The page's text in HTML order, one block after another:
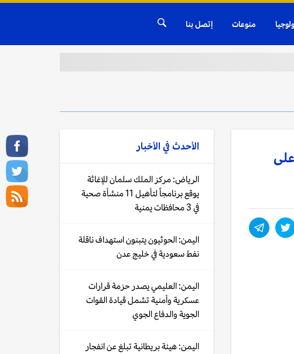
منوعات إتصل بنا
الأحدث في الأخبار
الرياض: مركز الملك سلمان للإغاثة
يوقع برنامجاً لتأهيل 11 منشأة صحية
في 3 محافظات يمنية
اليمن: الحوثيون يتبنون استهداف ناقلة
نفط سعودية في خليج عدن
اليمن: العليمي يصدر حزمة قرارات
عسكرية وأمنية تشمل قيادة القوات
الجوية والدفاع الجوي
اليمن: هيئة بريطانية تبلغ عن انفجار